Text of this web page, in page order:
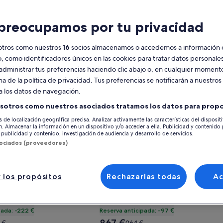
alojamientos.
new 1 bedroom Duplex in
with Easy NYC
(5 comentarios)
-222 €
Carousel
Tiny home near downtown w/
outdoor patio
Orlando
10 Excepcional (3 comentarios)
Reserva anticipada: -97 €
El
por tu privacidad
como nuestros16 socios almacenamos o accedemos a información
como identificadores únicos en las cookies para tratar datos
tus preferencias haciendo clic abajo o, en cualquier
de la política de privacidad. Tus preferencias se notificarán a nuestros
los datos de navegación.
como nuestros asociados tratamos los datos para
de localización geográfica precisa. Analizar activamente las características del
Almacenar la información en un dispositivo y/o acceder a ella. Publicidad y contenido
y contenido, investigación de audiencia y desarrollo de servicios.
(proveedores)
los propósitos Rechazarlas todas